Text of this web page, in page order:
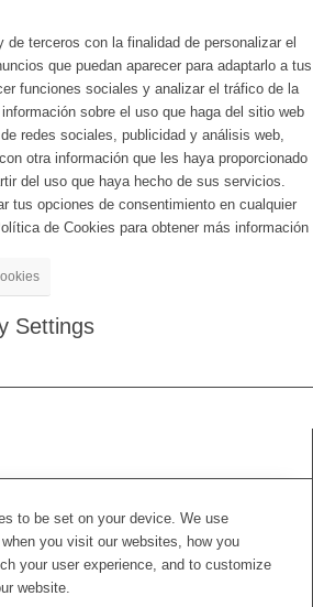
terceros con la finalidad de personalizar el
que puedan aparecer para adaptarlo a tus
funciones sociales y analizar el tráfico de la
sobre el uso que haga del sitio web
redes sociales, publicidad y análisis web,
otra información que les haya proporcionado
del uso que haya hecho de sus servicios.
tus opciones de consentimiento en cualquier
de Cookies para obtener más información
Settings
to be set on your device. We use
you visit our websites, how you
your user experience, and to customize
website.